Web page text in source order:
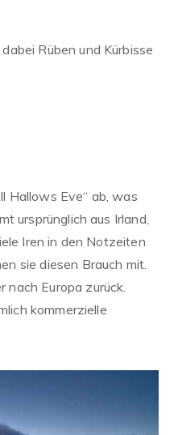
Rüben und Kürbisse
Hallows Eve“ ab, was
ursprünglich aus Irland,
Iren in den Notzeiten
sie diesen Brauch mit.
Europa zurück.
kommerzielle